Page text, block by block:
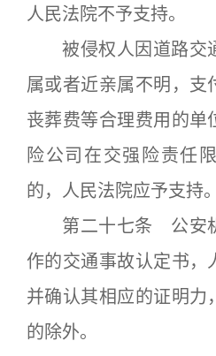
人民法院不予支持。
被侵权人因道路交
属或者近亲属不明，支
丧葬费等合理费用的单
险公司在交强险责任
的，人民法院应予支持。
第二十七条 公安机
作的交通事故认定书，
并确认其相应的证明力
的除外。